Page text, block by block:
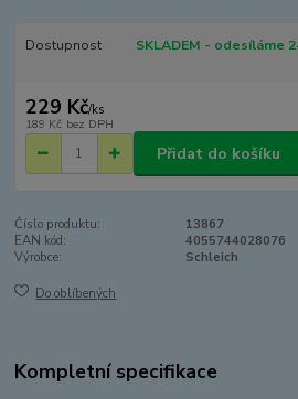
Dostupnost SKLADEM - odesíláme
229 Kč/ks
189 Kč bez DPH
Přidat do košíku
Číslo produktu:
13867
EAN kód:
4055744028076
Výrobce:
Schleich
Do oblíbených
Kompletní specifikace